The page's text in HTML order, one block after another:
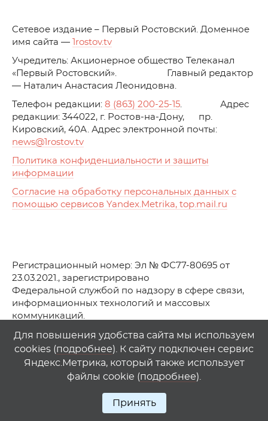
Cетевое издание – Первый Ростовский. Доменное
имя сайта —
1rostov.tv
Учредитель: Акционерное общество Телеканал
«Первый Ростовский». Главный редактор
— Наталич Анастасия Леонидовна.
Телефон редакции: 8 (863) 200-25-15. Адрес
редакции: 344022, г. Ростов-на-Дону, пр.
Кировский, 40А. Адрес электронной почты:
news@1rostov.tv
Политика конфиденциальности и защиты
информации
Согласие на обработку персональных данных с
помощью сервисов Yandex.Metrika, top.mail.ru
Регистрационный номер: Эл № ФС77-80695 от
23.03.2021., зарегистрировано
Федеральной службой по надзору в сфере связи,
информационных технологий и массовых
коммуникаций.
© АО Телеканал «Первый Ростовский» (2021-2025)
Любое использование материалов сайта возможно
только при указании гиперссылки на1rostov.tv
Для повышения удобства сайта мы используем
cookies (подробнее). К сайту подключен сервис
Яндекс.Метрика, который также использует
файлы cookie (подробнее).
Принять